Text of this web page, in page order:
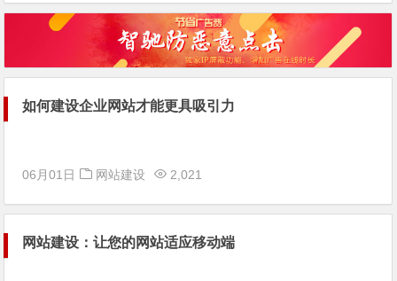
如何建设企业网站才能更具吸引力
06月01日 网站建设 2,021
网站建设：让您的网站适应移动端